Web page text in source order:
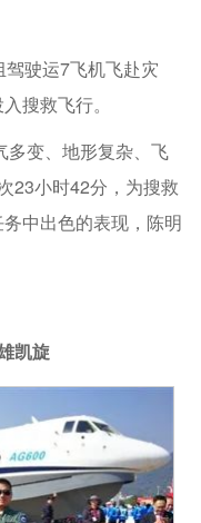
驶运7飞机飞赴灾
搜救飞行。
多变、地形复杂、飞
23小时42分，为搜救
中出色的表现，陈明
凯旋